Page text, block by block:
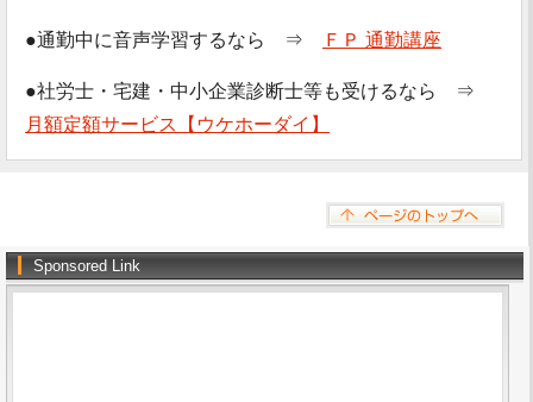
●通勤中に音声学習するなら ⇒ ＦＰ 通勤講座
●社労士・宅建・中小企業診断士等も受けるなら ⇒
月額定額サービス【ウケホーダイ】
Sponsored Link